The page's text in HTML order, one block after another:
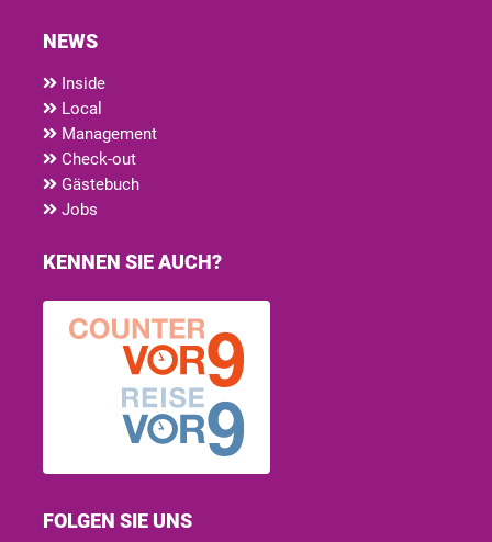
NEWS
Inside
Local
Management
Check-out
Gästebuch
Jobs
KENNEN SIE AUCH?
FOLGEN SIE UNS